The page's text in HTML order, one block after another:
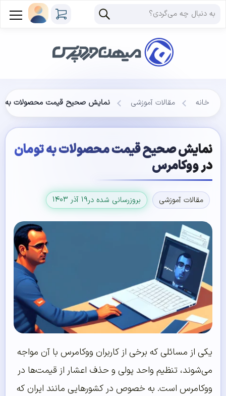
خانه مقالات آموزشی نمایش صحیح قیمت محصولات به
نمایش صحیح قیمت محصولات به تومان
در ووکامرس
مقالات آموزشی بروزرسانی شده در۱۹ آذر ۱۴۰۳
یکی از مسائلی که برخی از کاربران ووکامرس با آن مواجه
می‌شوند، تنظیم واحد پولی و حذف اعشار از قیمت‌ها در
ووکامرس است. به خصوص در کشورهایی مانند ایران که